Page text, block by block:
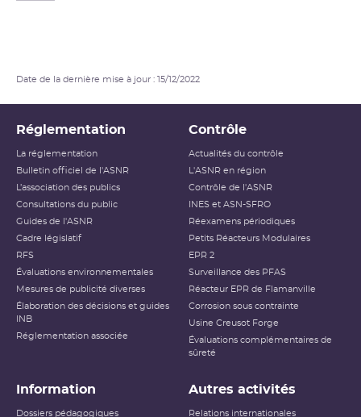
Date de la dernière mise à jour : 15/12/2022
Réglementation
La réglementation
Bulletin officiel de l'ASNR
L’association des publics
Consultations du public
Guides de l'ASNR
Cadre législatif
RFS
Évaluations environnementales
Mesures de publicité diverses
Élaboration des décisions et guides
INB
Réglementation associée
Contrôle
Actualités du contrôle
L'ASNR en région
Contrôle de l'ASNR
INES et ASN-SFRO
Réexamens périodiques
Petits Réacteurs Modulaires
EPR 2
Surveillance des PFAS
Réacteur EPR de Flamanville
Corrosion sous contrainte
Usine Creusot Forge
Évaluations complémentaires de
sûreté
Information
Dossiers pédagogiques
Autres activités
Relations internationales